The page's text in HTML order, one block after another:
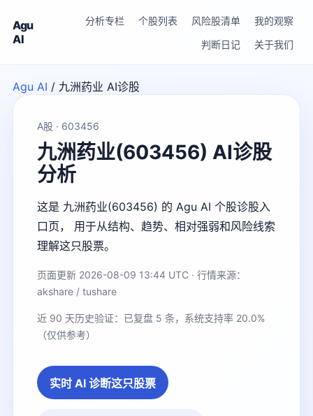
Agu
AI
分析专栏 个股列表 风险股清单
我的观察
判断日记
关于我们
Agu AI / 九洲药业 AI诊股
A股 · 603456
九洲药业(603456) AI诊股
分析
这是 九洲药业(603456) 的 Agu AI 个股诊股入
口页， 用于从结构、趋势、相对强弱和风险线索
理解这只股票。
页面更新 2026-08-09 13:44 UTC · 行情来源：
akshare / tushare
近 90 天历史验证：已复盘 5 条，系统支持率 20.0%
（仅供参考）
实时 AI 诊断这只股票